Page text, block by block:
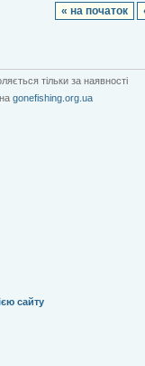
« на початок
тільки за наявності
gonefishing.org.ua
сайту